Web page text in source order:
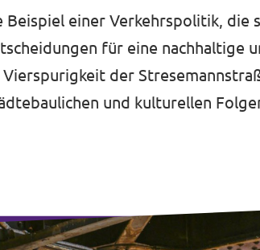
einer Verkehrspolitik, die
für eine nachhaltige
der
und kulturellen